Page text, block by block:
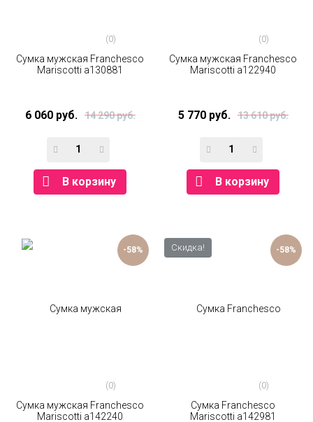
(0)
Сумка мужская Franchesco
Mariscotti а130881
6 060 руб. 14 290 руб.
В корзину
(0)
Сумка мужская Franchesco
Mariscotti а122940
5 770 руб. 13 610 руб.
В корзину
-58%
(0)
Сумка мужская Franchesco
Mariscotti а142240
Скидка! -58%
(0)
Сумка Franchesco
Mariscotti а142981